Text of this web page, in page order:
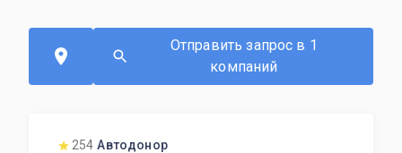
Отправить запрос в 1
компаний
254 Автодонор